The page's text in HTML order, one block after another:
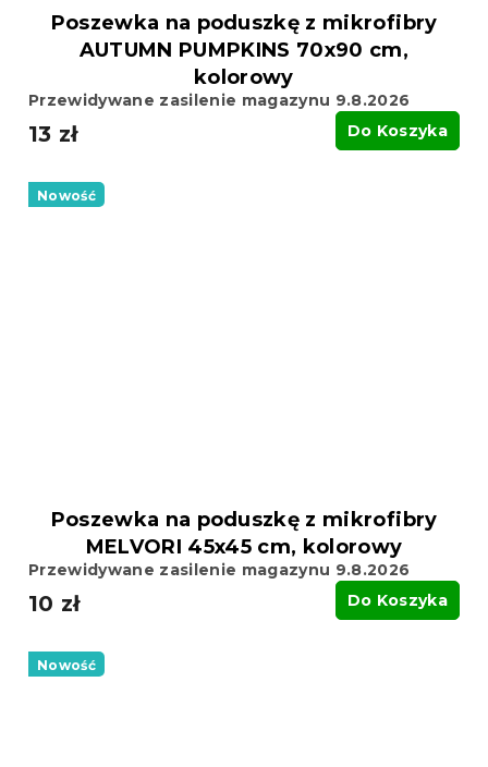
Poszewka na poduszkę z mikrofibry
AUTUMN PUMPKINS 70x90 cm,
kolorowy
Przewidywane zasilenie magazynu 9.8.2026
13 zł Do Koszyka
Nowość
Poszewka na poduszkę z mikrofibry
MELVORI 45x45 cm, kolorowy
Przewidywane zasilenie magazynu 9.8.2026
10 zł Do Koszyka
Nowość